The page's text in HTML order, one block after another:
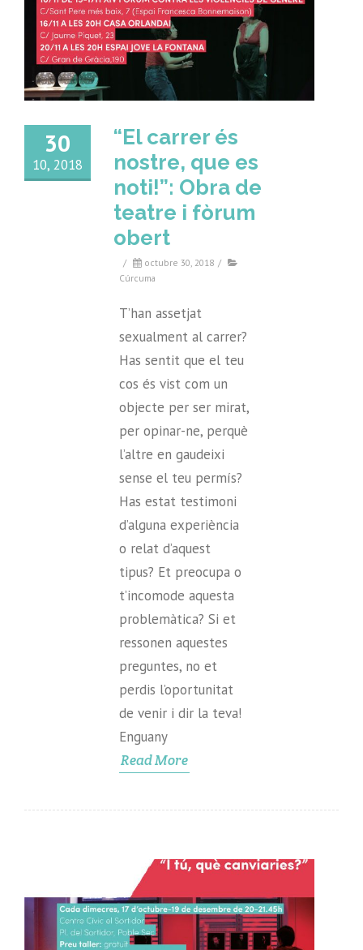
30
10, 2018
“El carrer és
nostre, que es
noti!”: Obra de
teatre i fòrum
obert
/ octubre 30, 2018 /
Cúrcuma
T’han assetjat
sexualment al carrer?
Has sentit que el teu
cos és vist com un
objecte per ser mirat,
per opinar-ne, perquè
l’altre en gaudeixi
sense el teu permís?
Has estat testimoni
d’alguna experiència
o relat d’aquest
tipus? Et preocupa o
t’incomode aquesta
problemàtica? Si et
ressonen aquestes
preguntes, no et
perdis l’oportunitat
de venir i dir la teva!
Enguany
Read More